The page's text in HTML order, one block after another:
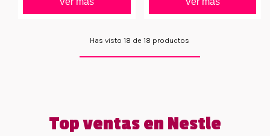
Has visto 18 de 18 productos
Top ventas en Nestle